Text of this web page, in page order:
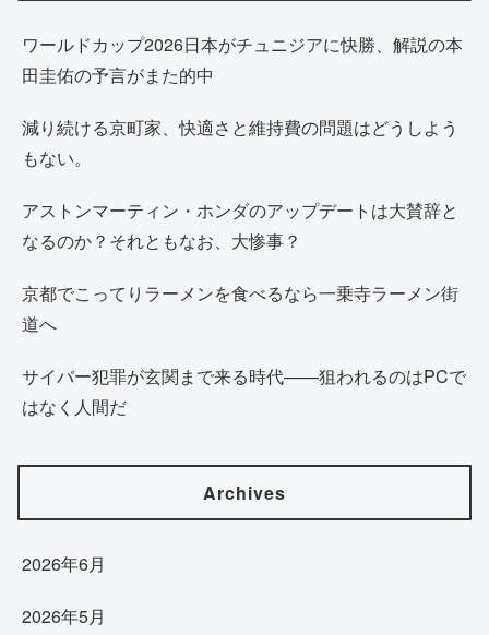
ワールドカップ2026日本がチュニジアに快勝、解説の本
田圭佑の予言がまた的中
減り続ける京町家、快適さと維持費の問題はどうしよう
もない。
アストンマーティン・ホンダのアップデートは大賛辞と
なるのか？それともなお、大惨事？
京都でこってりラーメンを食べるなら一乗寺ラーメン街
道へ
サイバー犯罪が玄関まで来る時代——狙われるのはPCで
はなく人間だ
Archives
2026年6月
2026年5月